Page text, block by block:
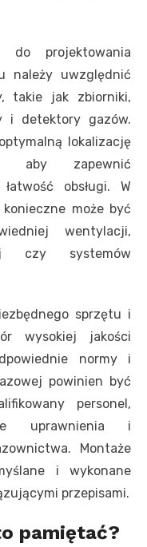
do projektowania
należy uwzględnić
takie jak zbiorniki,
i detektory gazów.
lokalizację
aby zapewnić
obsługi. W
może być
wentylacji,
czy systemów
sprzętu i
wysokiej jakości
normy i
powinien być
personel,
uprawnienia i
Montaże
i wykonane
przepisami.
pamiętać?